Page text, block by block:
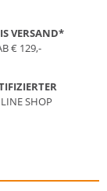
VERSAND*
€ 129,-
SHOP